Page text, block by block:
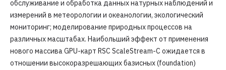
обслуживание и обработка данных натурных наблюдений и
измерений в метеорологии и океанологии, экологический
мониторинг; моделирование природных процессов на
различных масштабах. Наибольший эффект от применения
нового массива GPU-карт RSC ScaleStream-C ожидается в
отношении высокоразрешающих базисных (foundation)